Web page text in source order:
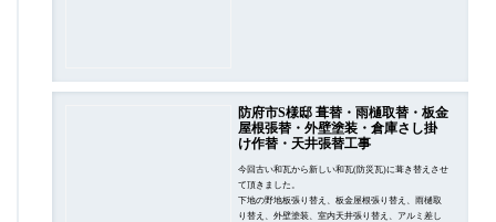
防府市S様邸 葺替・雨樋取替・板金
屋根張替・外壁塗装・倉庫さし掛
け作替・天井張替工事
今回古い和瓦から新しい和瓦(防災瓦)に葺き替えさせ
て頂きました。
下地の野地板張り替え、板金屋根張り替え、雨樋取
り替え、外壁塗装、室内天井張り替え、アルミ差し